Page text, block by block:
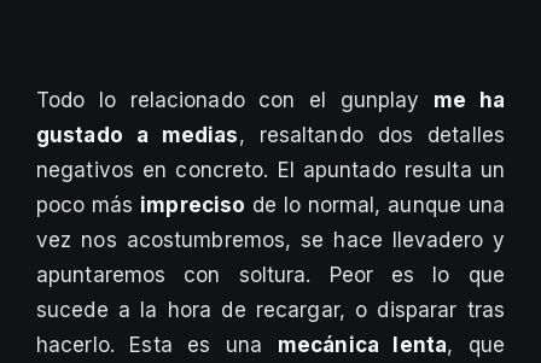
Todo lo relacionado con el gunplay me ha
gustado a medias, resaltando dos detalles
negativos en concreto. El apuntado resulta un
poco más impreciso de lo normal, aunque una
vez nos acostumbremos, se hace llevadero y
apuntaremos con soltura. Peor es lo que
sucede a la hora de recargar, o disparar tras
hacerlo. Esta es una mecánica lenta, que